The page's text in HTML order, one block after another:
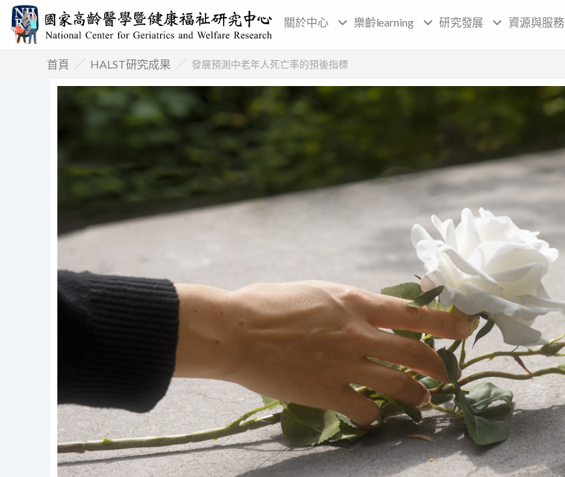
關於中心 樂齡learning 研究發展 資源與服務
首頁 ／ HALST研究成果 ／ 發展預測中老年人死亡率的預後指標